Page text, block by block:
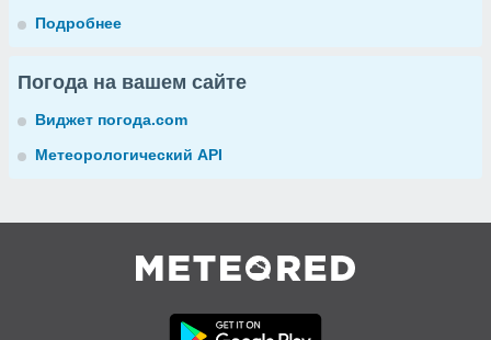
Подробнее
Погода на вашем сайте
Виджет погода.com
Метеорологический API